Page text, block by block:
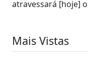
atravessará [hoje]
Mais Vistas